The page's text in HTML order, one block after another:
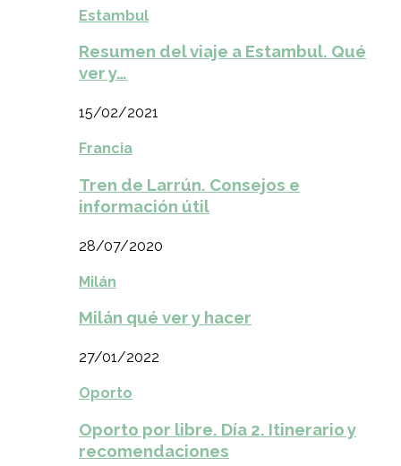
Estambul
Resumen del viaje a Estambul. Qué
ver y…
15/02/2021
Francia
Tren de Larrún. Consejos e
información útil
28/07/2020
Milán
Milán qué ver y hacer
27/01/2022
Oporto
Oporto por libre. Día 2. Itinerario y
recomendaciones